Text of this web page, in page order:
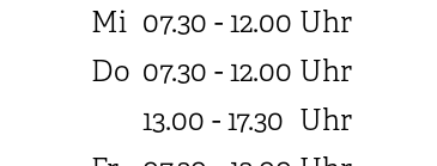
Mi 07.30 - 12.00 Uhr
Do 07.30 - 12.00 Uhr
13.00 - 17.30 Uhr